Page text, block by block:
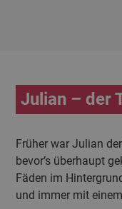
Julian – der
Früher war Julian
bevor’s überhaupt
Fäden im
und immer mit